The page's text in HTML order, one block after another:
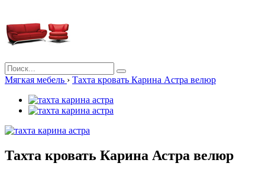
Мягкая мебель › Тахта кровать Карина Астра велюр
Тахта кровать Карина Астра велюр